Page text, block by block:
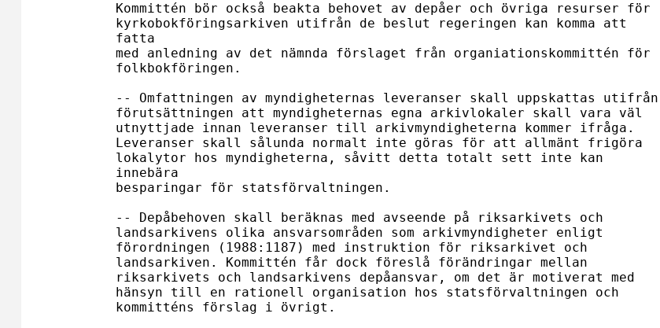
Kommittén bör också beakta behovet av depåer och övriga resurser för
kyrkobokföringsarkiven utifrån de beslut regeringen kan komma att
fatta
med anledning av det nämnda förslaget från organiationskommittén för
folkbokföringen.
-- Omfattningen av myndigheternas leveranser skall uppskattas utifrån
förutsättningen att myndigheternas egna arkivlokaler skall vara väl
utnyttjade innan leveranser till arkivmyndigheterna kommer ifråga.
Leveranser skall sålunda normalt inte göras för att allmänt frigöra
lokalytor hos myndigheterna, såvitt detta totalt sett inte kan
innebära
besparingar för statsförvaltningen.
-- Depåbehoven skall beräknas med avseende på riksarkivets och
landsarkivens olika ansvarsområden som arkivmyndigheter enligt
förordningen (1988:1187) med instruktion för riksarkivet och
landsarkiven. Kommittén får dock föreslå förändringar mellan
riksarkivets och landsarkivens depåansvar, om det är motiverat med
hänsyn till en rationell organisation hos statsförvaltningen och
kommitténs förslag i övrigt.